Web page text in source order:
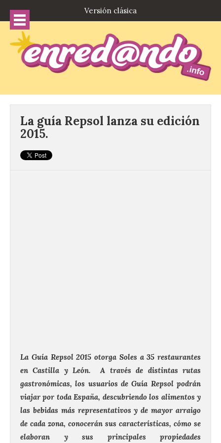
Versión clásica
La guía Repsol lanza su edición
2015.
La Guía Repsol 2015 otorga Soles a 35 restaurantes
en Castilla y León. A través de distintas rutas
gastronómicas, los usuarios de Guía Repsol podrán
viajar por toda España, descubriendo los alimentos y
las bebidas más representativos y de mayor arraigo
de cada zona, conocerán sus características, cómo se
elaboran y sus principales propiedades